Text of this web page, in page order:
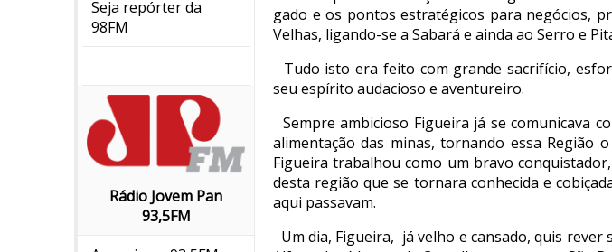
Seja repórter da
98FM
Rádio Jovem Pan
93,5FM
gado e os pontos estratégicos para negócios,
Velhas, ligando-se a Sabará e ainda ao Serro e
Tudo isto era feito com grande sacrifício,
seu espírito audacioso e aventureiro.
Sempre ambicioso Figueira já se comunicava
alimentação das minas, tornando essa Região
Figueira trabalhou como um bravo
desta região que se tornara conhecida e
aqui passavam.
Um dia, Figueira, já velho e cansado, quis